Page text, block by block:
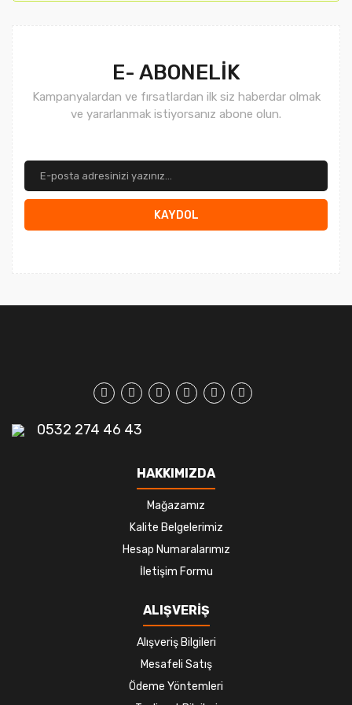
E- ABONELİK
Kampanyalardan ve fırsatlardan ilk siz haberdar olmak
ve yararlanmak istiyorsanız abone olun.
KAYDOL
0532 274 46 43
HAKKIMIZDA
Mağazamız
Kalite Belgelerimiz
Hesap Numaralarımız
İletişim Formu
ALIŞVERİŞ
Alışveriş Bilgileri
Mesafeli Satış
Ödeme Yöntemleri